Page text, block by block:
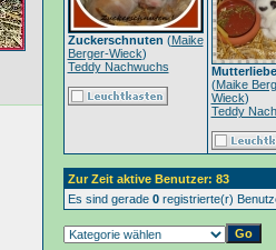
Zuckerschnuten (Maike
Berger-Wieck)
Teddy Nachwuchs
Mutterliebe
(Maike
Wieck)
Teddy
Zur Zeit aktive Benutzer: 83
Es sind gerade 0registrierte(r)